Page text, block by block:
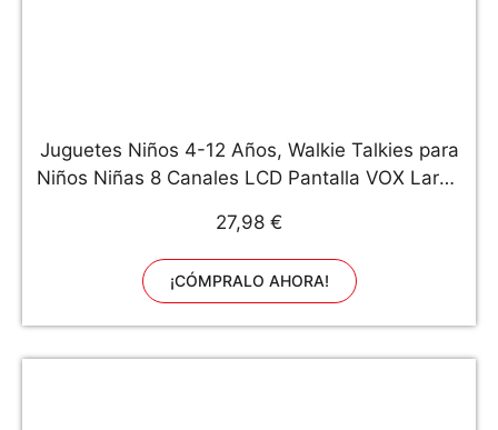
Juguetes Niños 4-12 Años, Walkie Talkies para
Niños Niñas 8 Canales LCD Pantalla VOX Larga
5 6 7 8 Años Regalo Cumpleaños Niños
Regalos(Camuflaje Verde)
27,98 €
¡CÓMPRALO AHORA!